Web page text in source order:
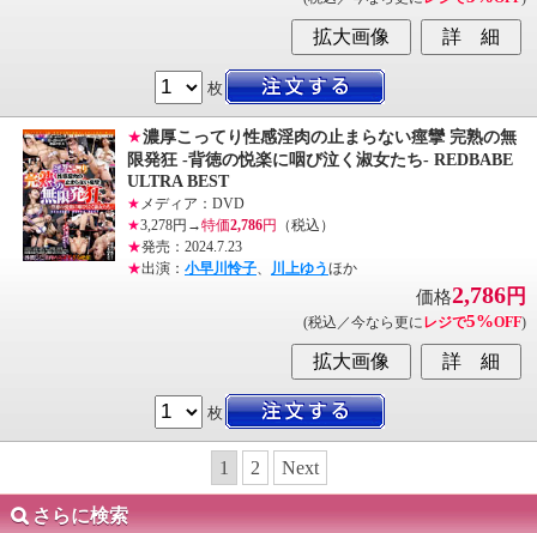
枚
★濃厚こってり性感淫肉の止まらない痙攣 完熟の無
限発狂 -背徳の悦楽に咽び泣く淑女たち- REDBABE
ULTRA BEST
★ メディア：DVD
★3,278円→特価2,786円
（税込）
★発売：2024.7.23
★出演： 小早川怜子、 川上ゆうほか
価格2,786円
(税込／今なら更に レジで5%OFF)
枚
1 2 Next
さらに検索